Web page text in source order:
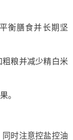
衡膳食并长期坚
粮并减少精白米
。
时注意控盐控油